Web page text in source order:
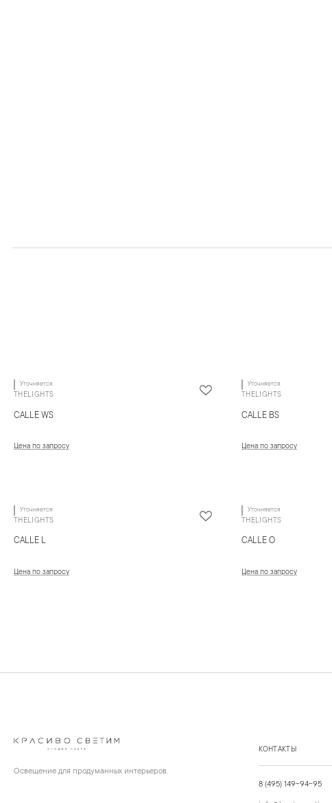
Уточняется
THELIGHTS
CALLE WS
Цена по запросу
Уточняется
THELIGHTS
CALLE BS
Цена по запросу
Уточняется
THELIGHTS
CALLE L
Цена по запросу
Уточняется
THELIGHTS
CALLE O
Цена по запросу
Освещение для продуманных интерьеров.
КОНТАКТЫ
8 (495) 149-94-95